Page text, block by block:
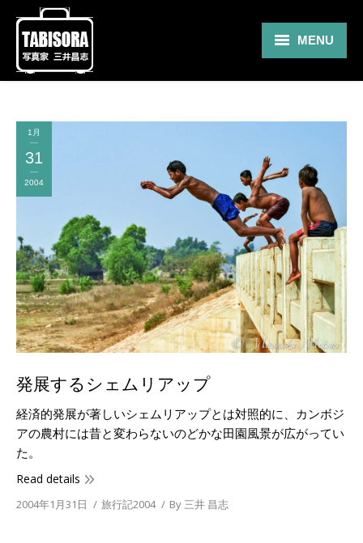
MENU
Gallery
Travel
About
Blog
Shop
Contact
1月
31
2004
発展するシェムリアップ
経済的発展が著しいシェムリアップとは対照的に、カンボジ
アの農村には昔と変わらないのどかな田園風景が広がってい
た。
Read details
2004年1月31日 旅行記2004 By 三井 昌志